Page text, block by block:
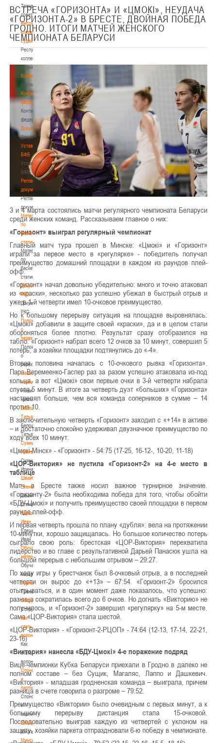
Тренерский
совет
Республиканская
коллегия
судей
Республиканская
коллегия
судей
Контакты
Контакты
Контакты
федерации
Контакты
федерации
Документы
Документы
Устав
БФБ
Устав
БФБ
Регламентирующие
документы
Регламентирующие
документы
Материалы
по
баскетбольной
статистике
Материалы
по
баскетбольной
статистике
Документы
РКС
Документы
РКС
Положение
о
переходах
Положение
о
переходах
Наши
чемпионы
Наши
чемпионы
Белошапко
Татьяна
Белошапко
Татьяна
Сумникова
Ирина
Сумникова
Ирина
Швайбович
Елена
Швайбович
Елена
Едешко
Иван
Едешко
Иван
Обучающие
материалы
Обучающие
материалы
Тренерам
Тренерам
Сотрудничество
Сотрудничество
Как
стать
волонтером
Как
стать
волонтером
Спонсоры
и
партнеры
Спонсоры
и
партнеры
Школы
Школы
Минск
ВСТРЕЧА «ГОРИЗОНТА» И «ЦМОКІ», НЕУДАЧА
«ГОРИЗОНТА-2» В БРЕСТЕ, ДВОЙНАЯ ПОБЕДА
ГРОДНО. ИТОГИ МАТЧЕЙ ЖЕНСКОГО
ЧЕМПИОНАТА БЕЛАРУСИ
3 и 4 марта состоялись матчи регулярного чемпионата Беларуси
среди женских команд. Рассказываем главное о них:
«Горизонт» выиграл регулярный чемпионат
Главный матч тура прошел в Минске: «Цмокі» и «Горизонт»
играли за первое место в «регулярке» - победитель получал
преимущество домашний площадки в каждом из раундов плей-
офф.
«Горизонт» начал довольно убедительно: много и точно атаковал
из «краски», несколько раз успешно убежал в быстрый отрыв и
уже в 1-й четверти имел 10-очковое преимущество.
Но к большому перерыву ситуация на площадке выровнялась:
«Цмокі» добавили в защите своей «краски», да и в целом стали
обороняться более плотно. Результат сразу отобразился на
табло: «Горизонт» набрал всего 12 очков за 10 минут, совершил 5
потерь, а хозяйки площадки подтянулись до «-4».
Вторая половина началась с 10-очкового рывка «Горизонта».
Пара Веремеенко-Гаспер раз за разом успешно атаковала из-под
кольца, а вот «Цмокі» свои первые очки в 3-й четверти набрала
спустя 5 минут. В итоге за четверть дуэт «больших» «Горизонта»
настрелял больше, чем вся команда соперников в сумме – 14
против 10.
В заключительную четверть «Горизонт» заходил с «+14» в активе
– и достаточно спокойно удерживал двузначное преимущество по
ходу всех 10 минут.
«Цмокі-Мінск» - «Горизонт» - 54:75 (17-25, 16-12-, 10-20, 11-18)
«ЦОР-Виктория» не пустила «Горизонт-2» на 4-е место в
таблице
Матч в Бресте также носил важное турнирное значение.
«Горизонту-2» была необходима победа для того, чтобы обойти
«БДУ-Цмокi» и получить преимущество своей площадки в первом
раунде плей-офф.
И первая четверть прошла по плану «дубля»: вела на протяжении
10-минутки, хорошо защищалась. Но большое количество потерь
сыграло свою роль: брестская «ЦОР-Виктория» перехватила
лидерство и во главе с результативной Дарьей Панасюк ушла на
большой перерыв с небольшим отрывом – 29:27.
По ходу игры у брестчанок был 8-очковый отрыв, а в последней
четверти он вырос до «+13» – 67:54. «Горизонт-2» бросился
отыгрываться, и в один момент даже показалось, что успешно:
разница сократилась всего до 6 очков. Но догнать «Викторию» не
получилось, и «Горизонт-2» завершил «регулярку» на 5-м месте.
Сама «ЦОР-Виктория» стала шестой.
«ЦОР-Виктория» - «Горизонт-2-РЦОП» - 74:64 (12-13, 17-14, 22-21,
23-16)
«Виктория» нанесла «БДУ-Цмокi» 4-е поражение подряд
Вице-чемпионки Кубка Беларуси приехали в Гродно в далеко не
полном составе – без Сущик, Магаляс, Лаппо и Дашкевич.
«Виктория» - младшая гродненская команда – выиграла, причем
разница в счете говорила о разгроме – 79:52.
Преимущество «Виктории» было очевидным с первых минут, а к
большому перерыву дистанция стала 15-очковой.
Последовательно выиграв каждую из четвертей с уклоном на
защиту, хозяйки паркета отпраздновали 6-ю победу в чемпионате.